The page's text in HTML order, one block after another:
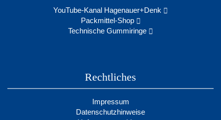
YouTube-Kanal Hagenauer+Denk
Packmittel-Shop
Technische Gummiringe
Rechtliches
Impressum
Datenschutzhinweise